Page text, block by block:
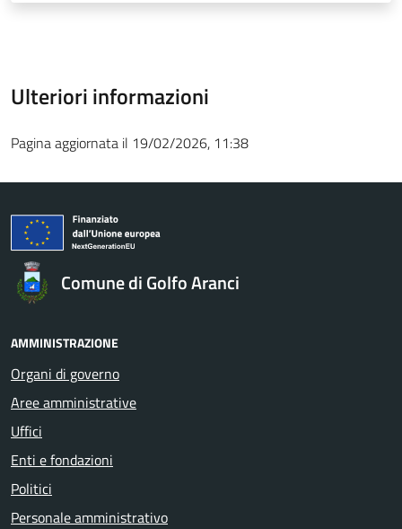
Ulteriori informazioni
Pagina aggiornata il 19/02/2026, 11:38
Comune di Golfo Aranci
AMMINISTRAZIONE
Organi di governo
Aree amministrative
Uffici
Enti e fondazioni
Politici
Personale amministrativo